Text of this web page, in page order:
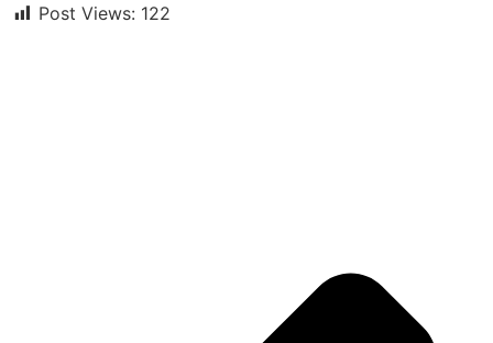
Post Views: 122